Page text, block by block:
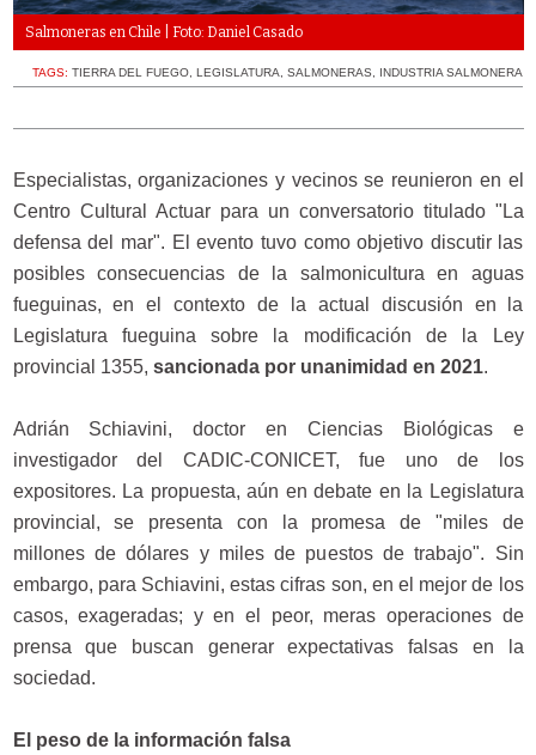
Salmoneras en Chile | Foto: Daniel Casado
TAGS: TIERRA DEL FUEGO LEGISLATURA SALMONERAS INDUSTRIA SALMONERA
Especialistas, organizaciones y vecinos se reunieron en el
Centro Cultural Actuar para un conversatorio titulado "La
defensa del mar". El evento tuvo como objetivo discutir las
posibles consecuencias de la salmonicultura en aguas
fueguinas, en el contexto de la actual discusión en la
Legislatura fueguina sobre la modificación de la Ley
provincial 1355, sancionada por unanimidad en 2021.
Adrián Schiavini, doctor en Ciencias Biológicas e
investigador del CADIC-CONICET, fue uno de los
expositores. La propuesta, aún en debate en la Legislatura
provincial, se presenta con la promesa de "miles de
millones de dólares y miles de puestos de trabajo". Sin
embargo, para Schiavini, estas cifras son, en el mejor de los
casos, exageradas; y en el peor, meras operaciones de
prensa que buscan generar expectativas falsas en la
sociedad.
El peso de la información falsa